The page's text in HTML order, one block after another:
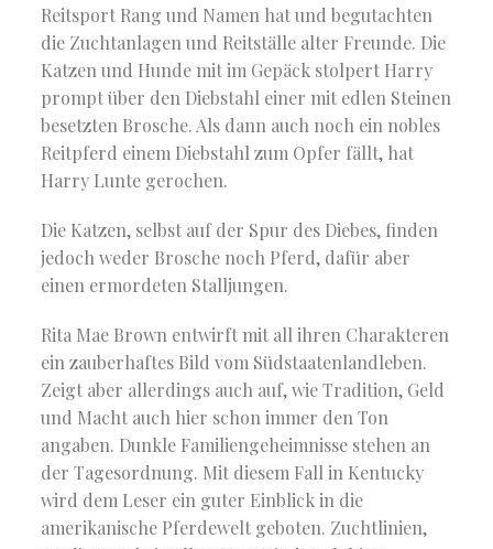
Reitsport Rang und Namen hat und begutachten
die Zuchtanlagen und Reitställe alter Freunde. Die
Katzen und Hunde mit im Gepäck stolpert Harry
prompt über den Diebstahl einer mit edlen Steinen
besetzten Brosche. Als dann auch noch ein nobles
Reitpferd einem Diebstahl zum Opfer fällt, hat
Harry Lunte gerochen.
Die Katzen, selbst auf der Spur des Diebes, finden
jedoch weder Brosche noch Pferd, dafür aber
einen ermordeten Stalljungen.
Rita Mae Brown entwirft mit all ihren Charakteren
ein zauberhaftes Bild vom Südstaatenlandleben.
Zeigt aber allerdings auch auf, wie Tradition, Geld
und Macht auch hier schon immer den Ton
angaben. Dunkle Familiengeheimnisse stehen an
der Tagesordnung. Mit diesem Fall in Kentucky
wird dem Leser ein guter Einblick in die
amerikanische Pferdewelt geboten. Zuchtlinien,